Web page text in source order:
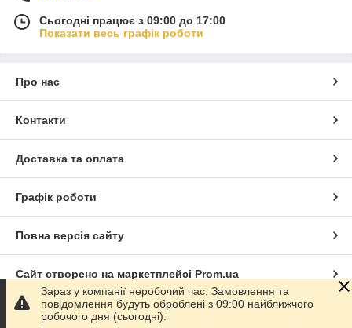
Сьогодні працює з 09:00 до 17:00
Показати весь графік роботи
Про нас
Контакти
Доставка та оплата
Графік роботи
Повна версія сайту
Сайт створено на маркетплейсі Prom.ua
Політика конфіденційності
Зараз у компанії неробочий час. Замовлення та
повідомлення будуть оброблені з 09:00 найближчого
робочого дня (сьогодні).